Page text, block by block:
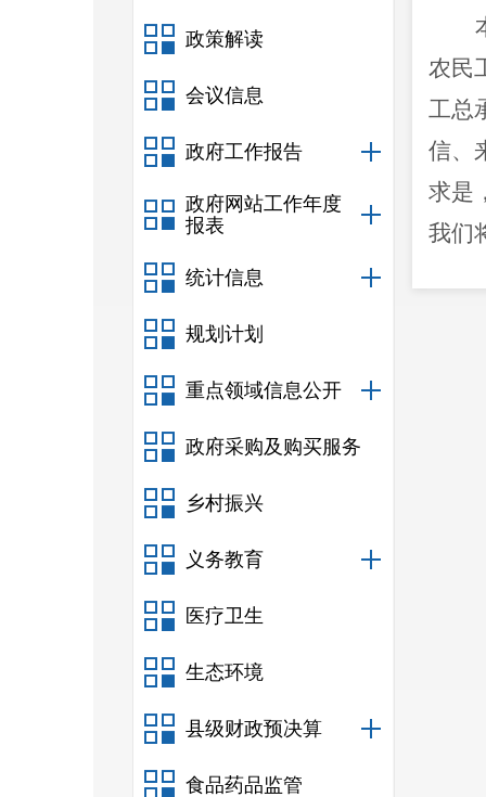
政策解读
会议信息
政府工作报告
政府网站工作年度
报表
统计信息
规划计划
重点领域信息公开
政府采购及购买服务
乡村振兴
义务教育
医疗卫生
生态环境
县级财政预决算
食品药品监管
农民
工总
信、
求是
我们